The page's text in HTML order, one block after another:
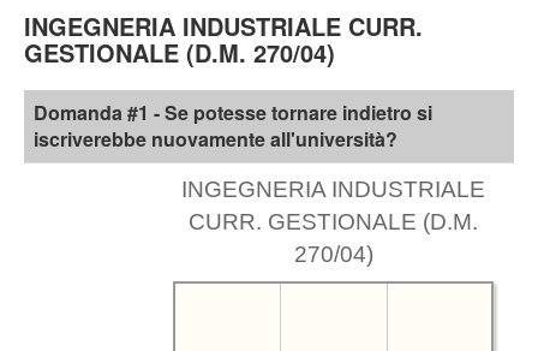
INGEGNERIA INDUSTRIALE CURR.
GESTIONALE (D.M. 270/04)
Domanda #1 - Se potesse tornare indietro si
iscriverebbe nuovamente all'università?
INGEGNERIA INDUSTRIALE
CURR. GESTIONALE (D.M.
270/04)